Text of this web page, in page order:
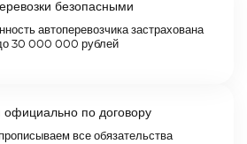
безопасными
автоперевозчика застрахована
30 000 000 рублей
официально по договору
все обязательства